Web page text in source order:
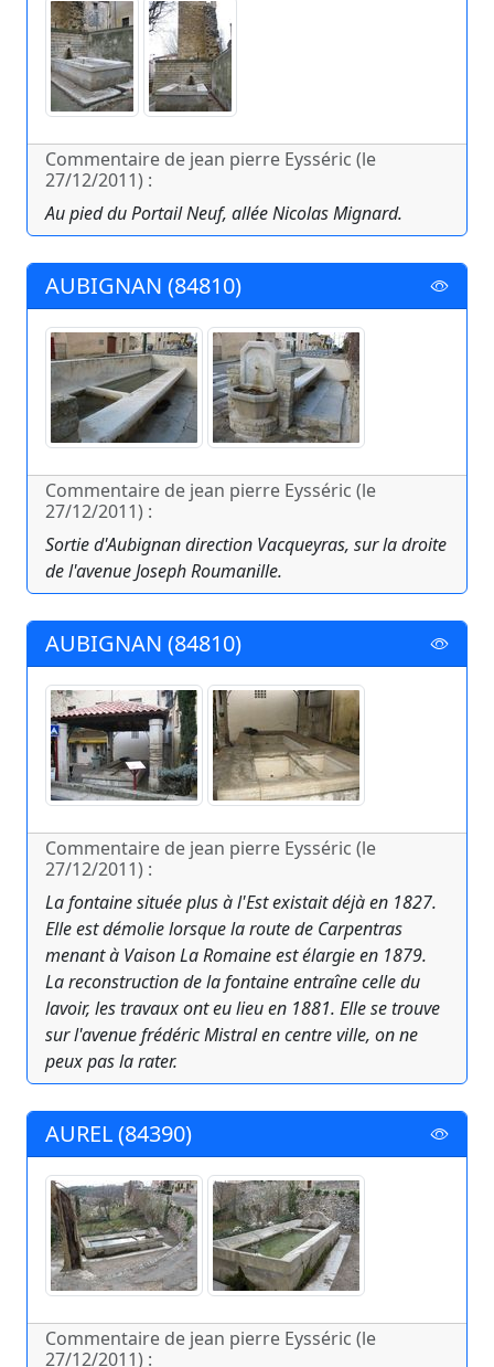
Commentaire de jean pierre Eysséric (le
27/12/2011) :
Au pied du Portail Neuf, allée Nicolas Mignard.
AUBIGNAN (84810)
Commentaire de jean pierre Eysséric (le
27/12/2011) :
Sortie d'Aubignan direction Vacqueyras, sur la droite
de l'avenue Joseph Roumanille.
AUBIGNAN (84810)
Commentaire de jean pierre Eysséric (le
27/12/2011) :
La fontaine située plus à l'Est existait déjà en 1827.
Elle est démolie lorsque la route de Carpentras
menant à Vaison La Romaine est élargie en 1879.
La reconstruction de la fontaine entraîne celle du
lavoir, les travaux ont eu lieu en 1881. Elle se trouve
sur l'avenue frédéric Mistral en centre ville, on ne
peux pas la rater.
AUREL (84390)
Commentaire de jean pierre Eysséric (le
27/12/2011) :